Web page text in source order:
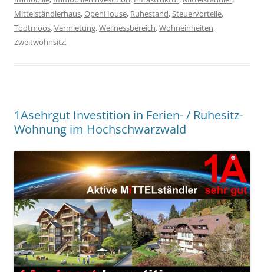
Mittelständlerhaus,OpenHouse, Ruhestand,Steuervorteile,
Todtmoos,Vermietung,Wellnessbereich,Wohneinheiten,
Zweitwohnsitz.
1Asehrgut Investition in Ferien- / Ruhesitz-
Wohnung im Hochschwarzwald